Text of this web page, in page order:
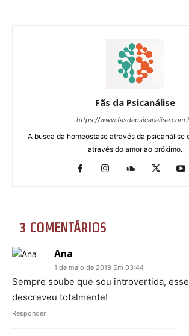
Fãs da Psicanálise
https://
A busca da homeostase através da psicanálise
através do amor ao próximo.
3 COMENTÁRIOS
Ana
1 de maio de 2019 Em 03:44
Sempre soube que sou introvertida,
descreveu totalmente!
Responder